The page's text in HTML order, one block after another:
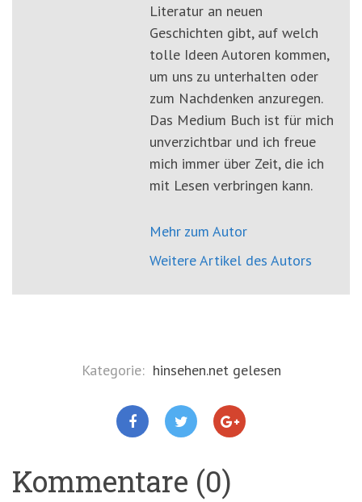
Literatur an neuen
Geschichten gibt, auf welch
tolle Ideen Autoren kommen,
um uns zu unterhalten oder
zum Nachdenken anzuregen.
Das Medium Buch ist für mich
unverzichtbar und ich freue
mich immer über Zeit, die ich
mit Lesen verbringen kann.
Mehr zum Autor
Weitere Artikel des Autors
Kategorie: hinsehen.net gelesen
Kommentare (0)